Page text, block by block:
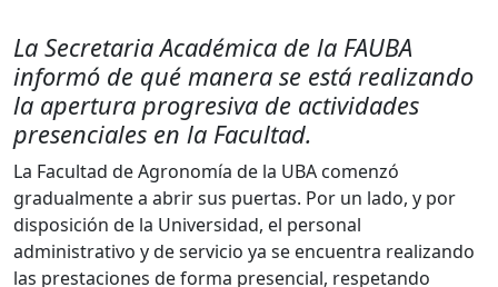
La Secretaria Académica de la FAUBA
informó de qué manera se está realizando
la apertura progresiva de actividades
presenciales en la Facultad.
La Facultad de Agronomía de la UBA comenzó
gradualmente a abrir sus puertas. Por un lado, y por
disposición de la Universidad, el personal
administrativo y de servicio ya se encuentra realizando
las prestaciones de forma presencial, respetando